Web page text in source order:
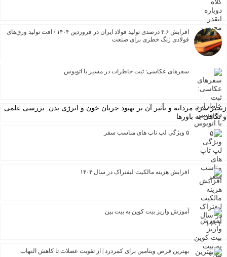
افزایش ۴.۶ درصدی تولید فولاد ایران در فروردین ۱۴۰۴ / افت تولید ورق‌های
فولادی زنگ خطری برای صنعت
سفرهای عکاسی: ثبت خاطرات در مسیر با اتوبوس
نقره مردانه و تأثیر آن بر بهبود جریان خون و انرژی بدن: بررسی علمی
به باورها
افزایش هزینه مالکیت لیفتراک در سال ۱۴۰۴
آموزش واریز بیت کوین به بیت پین
بهترین قرص ویتامین برای کمردرد | از تقویت عضلات تا کاهش التهاب